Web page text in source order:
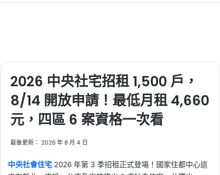
2026 中央社宅招租 1,500 戶，
8/14 開放申請！最低月租 4,660
元，四區 6 案資格一次看
最後更新： 2026 年 8 月 4 日
中央社會住宅 2026 年第 3 季招租正式登場！國家住都中心這